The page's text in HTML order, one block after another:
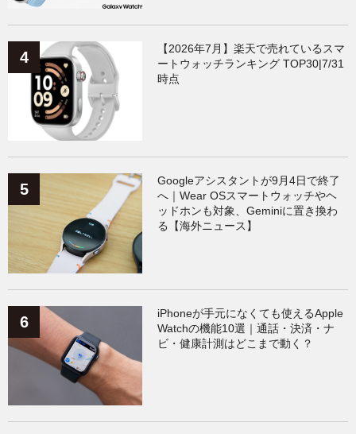
【2026年7月】楽天で売れているスマ
ートウォッチランキング TOP30|7/31
時点
Googleアシスタントが9月4日で終了
へ｜Wear OSスマートウォッチやヘ
ッドホンも対象、Geminiに置き換わ
る【海外ニュース】
iPhoneが手元になくても使えるApple
Watchの機能10選｜通話・決済・ナ
ビ・健康計測はどこまで動く？